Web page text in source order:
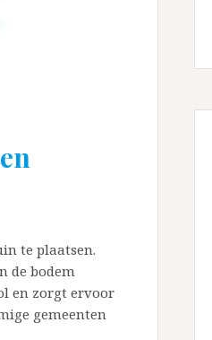
te plaatsen.
de bodem
en zorgt ervoor
gemeenten